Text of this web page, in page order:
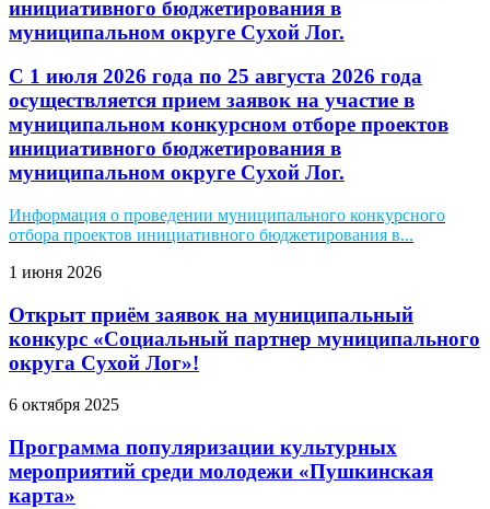
инициативного бюджетирования в
муниципальном округе Сухой Лог.
С 1 июля 2026 года по 25 августа 2026 года
осуществляется прием заявок на участие в
муниципальном конкурсном отборе проектов
инициативного бюджетирования в
муниципальном округе Сухой Лог.
Информация о проведении муниципального конкурсного
отбора проектов инициативного бюджетирования в...
1 июня 2026
Открыт приём заявок на муниципальный
конкурс «Социальный партнер муниципального
округа Сухой Лог»!
6 октября 2025
Программа популяризации культурных
мероприятий среди молодежи «Пушкинская
карта»